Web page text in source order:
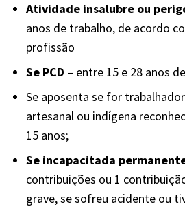
Atividade insalubre ou
anos de trabalho, de acordo
profissão
Se PCD – entre 15 e 28 anos
Se aposenta se for
artesanal ou indígena
15 anos;
Se incapacitada
contribuições ou 1
grave, se sofreu acidente ou